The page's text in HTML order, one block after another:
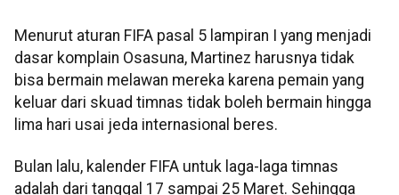
Menurut aturan FIFA pasal 5 lampiran I yang menjadi
dasar komplain Osasuna, Martinez harusnya tidak
bisa bermain melawan mereka karena pemain yang
keluar dari skuad timnas tidak boleh bermain hingga
lima hari usai jeda internasional beres.
Bulan lalu, kalender FIFA untuk laga-laga timnas
adalah dari tanggal 17 sampai 25 Maret. Sehingga